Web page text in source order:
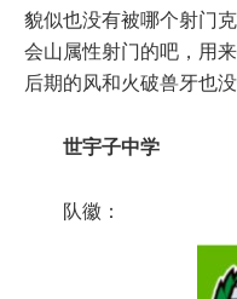
貌似也没有被哪个射门
会山属性射门的吧，用
后期的风和火破兽牙也
世宇子中学
队徽：